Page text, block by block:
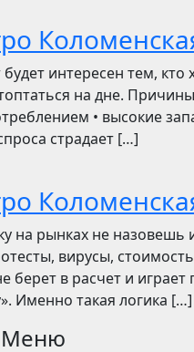
интересен тем, кто
на дне. Причины
• высокие
страдает […]
рынках не назовешь
вирусы, стоимость
в расчет и играет
Именно такая логика […]
Меню